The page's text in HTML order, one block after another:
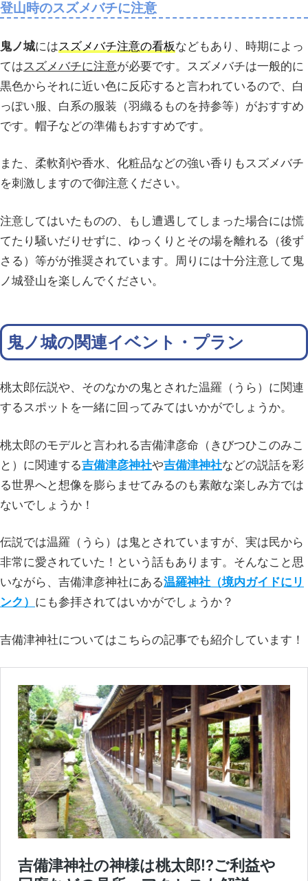
登山時のスズメバチに注意
鬼ノ城にはスズメバチ注意の看板などもあり、時期によっ
ては スズメバチに注意が必要です。スズメバチは一般的に
黒色からそれに近い色に反応すると言われているので、白
っぽい服、白系の服装（羽織るものを持参等）がおすすめ
です。帽子などの準備もおすすめです。
また、柔軟剤や香水、化粧品などの強い香りもスズメバチ
を刺激しますので御注意ください。
注意してはいたものの、もし遭遇してしまった場合には慌
てたり騒いだりせずに、ゆっくりとその場を離れる（後ず
さる）等がが推奨されています。周りには十分注意して鬼
ノ城登山を楽しんでください。
鬼ノ城の関連イベント・プラン
桃太郎伝説や、そのなかの鬼とされた温羅（うら）に関連
するスポットを一緒に回ってみてはいかがでしょうか。
桃太郎のモデルと言われる吉備津彦命（きびつひこのみこ
と）に関連する吉備津彦神社や吉備津神社などの説話を彩
る世界へと想像を膨らませてみるのも素敵な楽しみ方では
ないでしょうか！
伝説では温羅（うら）は鬼とされていますが、実は民から
非常に愛されていた！という話もあります。そんなこと思
いながら、吉備津彦神社にある温羅神社（境内ガイドにリ
ンク） にも参拝されてはいかがでしょうか？
吉備津神社についてはこちらの記事でも紹介しています！